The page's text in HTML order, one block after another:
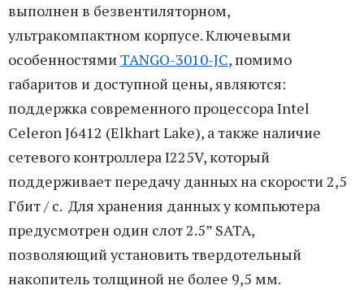
выполнен в безвентиляторном,
ультракомпактном корпусе. Ключевыми
особенностями TANGO-3010-JC, помимо
габаритов и доступной цены, являются:
поддержка современного процессора Intel
Celeron J6412 (Elkhart Lake), а также наличие
сетевого контроллера I225V, который
поддерживает передачу данных на скорости 2,5
Гбит / с. Для хранения данных у компьютера
предусмотрен один слот 2.5” SATA,
позволяющий установить твердотельный
накопитель толщиной не более 9,5 мм.